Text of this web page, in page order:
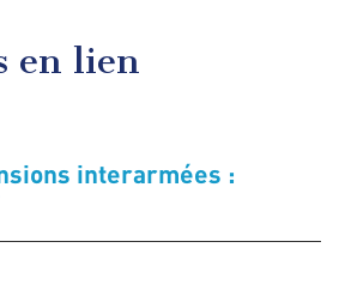
en lien
interarmées :